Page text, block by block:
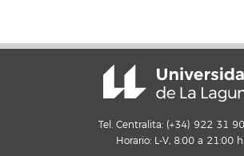
Tel. Centralita: (+34) 922 31
Horario: L-V, 8:00 a 21:00 h